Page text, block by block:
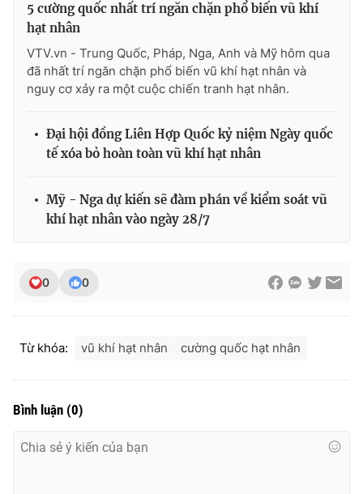
5 cường quốc nhất trí ngăn chặn phổ biến vũ khí
hạt nhân
VTV.vn - Trung Quốc, Pháp, Nga, Anh và Mỹ hôm qua
đã nhất trí ngăn chặn phổ biến vũ khí hạt nhân và
nguy cơ xảy ra một cuộc chiến tranh hạt nhân.
Đại hội đồng Liên Hợp Quốc kỷ niệm Ngày quốc
tế xóa bỏ hoàn toàn vũ khí hạt nhân
Mỹ - Nga dự kiến sẽ đàm phán về kiểm soát vũ
khí hạt nhân vào ngày 28/7
0 0
Từ khóa: vũ khí hạt nhân cường quốc hạt nhân
Bình luận (0)